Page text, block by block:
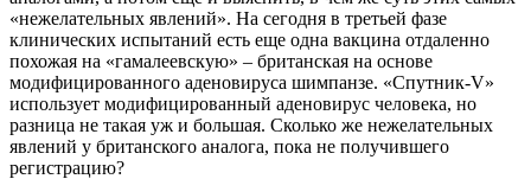
«нежелательных явлений». На сегодня в третьей фазе
клинических испытаний есть еще одна вакцина отдаленно
похожая на «гамалеевскую» – британская на основе
модифицированного аденовируса шимпанзе. «Спутник-V»
использует модифицированный аденовирус человека, но
разница не такая уж и большая. Сколько же нежелательных
явлений у британского аналога, пока не получившего
регистрацию?